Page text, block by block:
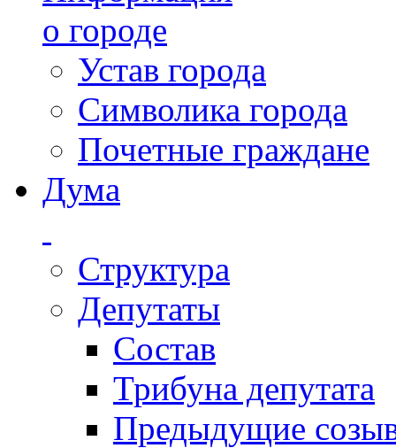
о городе
Устав города
Символика города
Почетные граждане
Дума
Структура
Депутаты
Состав
Трибуна депутата
Предыдущие